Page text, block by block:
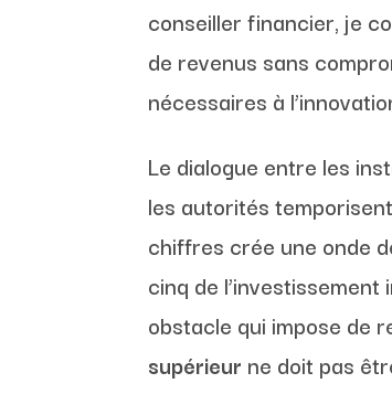
conseiller financier, je
de revenus sans
nécessaires à
Le dialogue entre les
les autorités
chiffres crée une onde
cinq de l’investissement
obstacle qui impose de
supérieur ne doit pas